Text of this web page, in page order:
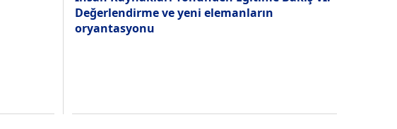
Değerlendirme ve yeni elemanların
oryantasyonu